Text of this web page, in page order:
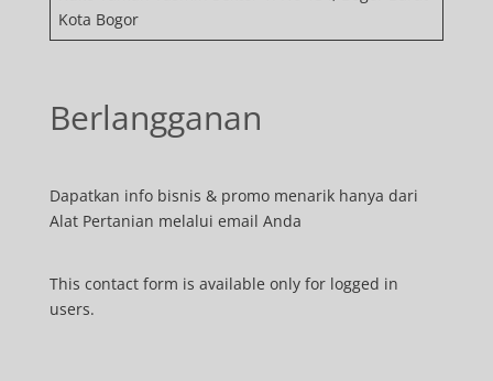
Kota Bogor
Berlangganan
Dapatkan info bisnis & promo menarik hanya dari
Alat Pertanian melalui email Anda
This contact form is available only for logged in
users.